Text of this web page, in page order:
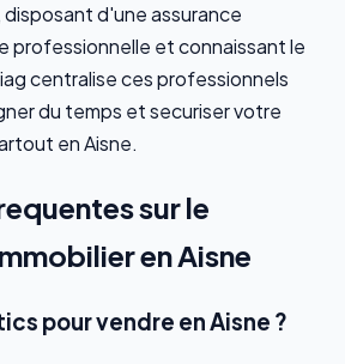
, disposant d'une assurance
professionnelle et connaissant le
centralise ces professionnels
du temps et securiser votre
en Aisne.
sur le
en Aisne
pour vendre en Aisne ?